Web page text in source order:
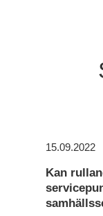
15.09.2022
Kan